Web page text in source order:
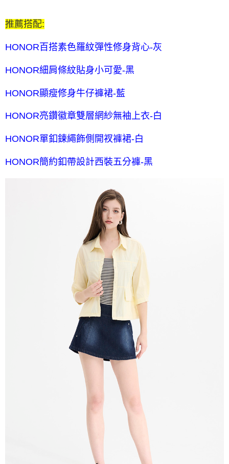
每筆NT$80，滿NT$2,000(含以上)免運費
7-11付款後取貨-訂單滿 $2000 元即享免運服務-未滿則另收
每筆NT$80，滿NT$2,000(含以上)免運費
宅配送到家-訂單滿 $2000 元即享免運服務-未滿則另收 $120 元物
每筆NT$120，滿NT$2,000(含以上)免運費
推薦搭配:
HONOR百搭素色羅紋彈性修身背心-灰
HONOR細肩條紋貼身小可愛-黑
HONOR顯瘦修身牛仔褲裙-藍
HONOR亮鑽徽章雙層網紗無袖上衣-白
HONOR單釦鍊繩飾側開衩褲裙-白
HONOR簡約釦帶設計西裝五分褲-黑